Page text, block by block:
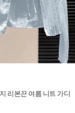
리본끈 여름 니트 가디